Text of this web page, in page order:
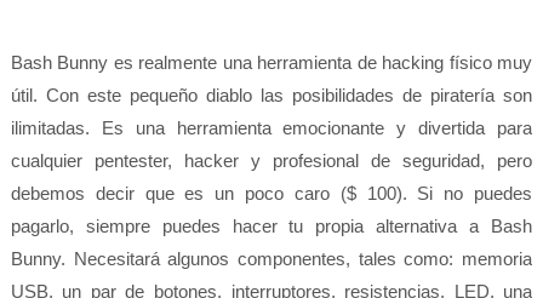
Bash Bunny es realmente una herramienta de hacking físico muy
útil. Con este pequeño diablo las posibilidades de piratería son
ilimitadas. Es una herramienta emocionante y divertida para
cualquier pentester, hacker y profesional de seguridad, pero
debemos decir que es un poco caro ($ 100). Si no puedes
pagarlo, siempre puedes hacer tu propia alternativa a Bash
Bunny. Necesitará algunos componentes, tales como: memoria
USB, un par de botones, interruptores, resistencias, LED, una